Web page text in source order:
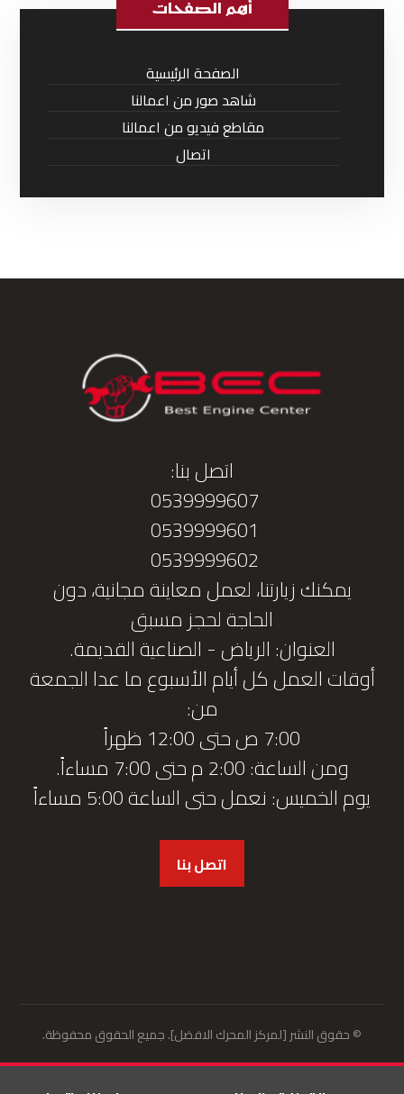
أهم الصفحات
الصفحة الرئيسية
شاهد صور من اعمالنا
مقاطع فيديو من اعمالنا
اتصال
اتصل بنا:
0539999607
0539999601
0539999602
يمكنك زيارتنا، لعمل معاينة مجانية، دون
الحاجة لحجز مسبق
العنوان: الرياض - الصناعية القديمة.
أوقات العمل كل أيام الأسبوع ما عدا الجمعة
من:
7:00 ص حتى 12:00 ظهراً
ومن الساعة: 2:00 م حتى 7:00 مساءاً.
يوم الخميس: نعمل حتى الساعة 5:00 مساءاً
اتصل بنا
© حقوق النشر [لمركز المحرك الافضل]. جميع الحقوق محفوظة.